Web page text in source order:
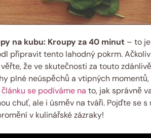
na kubu: Kroupy za 40 minut – to
připravit tento lahodný pokrm.
že ve skutečnosti za touto
plné neúspěchů a vtipných
se podíváme na to, jak správně
chuť, ale i úsměv na tváři. Pojďte se
v kulinářské zázraky!